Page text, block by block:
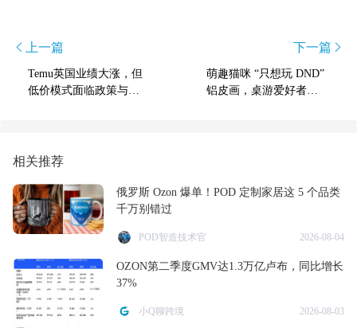
上一篇
Temu英国业绩大涨，但
低价模式面临政策与竞
下一篇
萌趣猫咪 “只想玩 DND”
铝皮画，桌游爱好者心
相关推荐
俄罗斯 Ozon 爆单！POD 定制家居这 5 个品类
千万别错过
POD智造技术官 2026-08-04
OZON第二季度GMV达1.3万亿卢布，同比增长
37%
小Q聊跨境 2026-08-03